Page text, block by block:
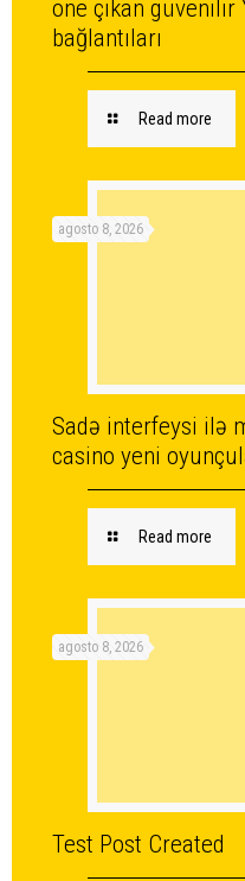
öne çıkan
bağlantıları
Read more
agosto 8, 2026
Sadə interfeysi ilə
casino yeni
Read more
agosto 8, 2026
Test Post Created